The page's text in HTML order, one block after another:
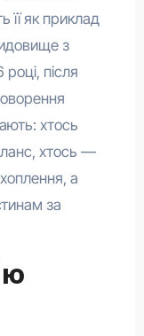
її як приклад
з
після
хтось
хтось —
а
за